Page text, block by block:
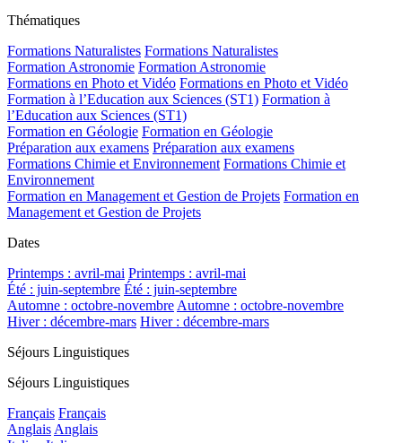
Thématiques
Formations Naturalistes Formations Naturalistes
Formation Astronomie Formation Astronomie
Formations en Photo et Vidéo Formations en Photo et Vidéo
Formation à l’Education aux Sciences (ST1) Formation à
l’Education aux Sciences (ST1)
Formation en Géologie Formation en Géologie
Préparation aux examens Préparation aux examens
Formations Chimie et Environnement Formations Chimie et
Environnement
Formation en Management et Gestion de Projets Formation en
Management et Gestion de Projets
Dates
Printemps : avril-mai Printemps : avril-mai
Été : juin-septembre Été : juin-septembre
Automne : octobre-novembreAutomne : octobre-novembre
Hiver : décembre-mars Hiver : décembre-mars
Séjours Linguistiques
Séjours Linguistiques
Français Français
AnglaisAnglais